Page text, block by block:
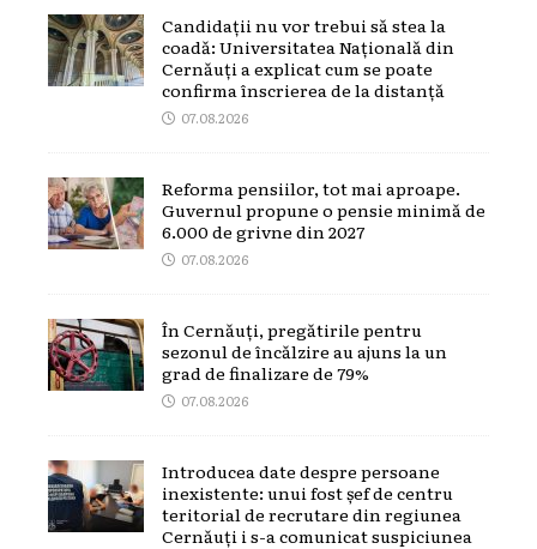
Candidații nu vor trebui să stea la
coadă: Universitatea Națională din
Cernăuți a explicat cum se poate
confirma înscrierea de la distanță
07.08.2026
Reforma pensiilor, tot mai aproape.
Guvernul propune o pensie minimă de
6.000 de grivne din 2027
07.08.2026
În Cernăuți, pregătirile pentru
sezonul de încălzire au ajuns la un
grad de finalizare de 79%
07.08.2026
Introducea date despre persoane
inexistente: unui fost șef de centru
teritorial de recrutare din regiunea
Cernăuți i s-a comunicat suspiciunea